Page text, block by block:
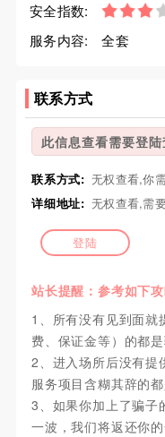
安全指数:
服务内容:
全套
联系方式
此信息查看需要登
联系方式: 无权查看,你
详细地址: 无权查看,需
登陆
站长提醒：参考如下
1、所有没有见到面就
费、保证金等）的都是
2、进入场所后没有提
服务项目含糊其辞的都
3、如果你加上了骗子
一波，我们将返还你